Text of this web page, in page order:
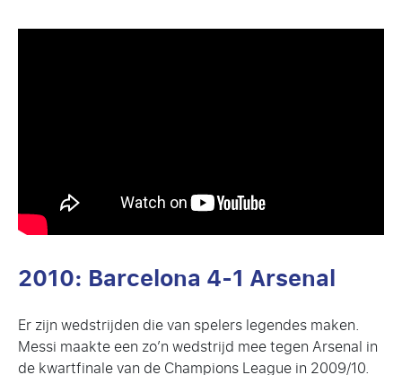
2010: Barcelona 4-1 Arsenal
Er zijn wedstrijden die van spelers legendes maken.
Messi maakte een zo’n wedstrijd mee tegen Arsenal in
de kwartfinale van de Champions League in 2009/10.